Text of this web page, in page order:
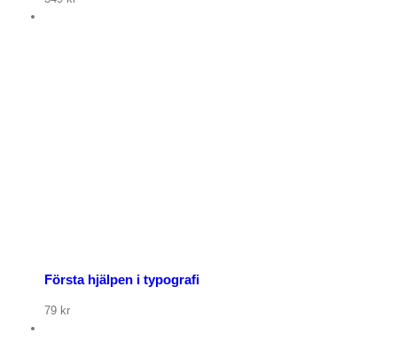
Första hjälpen i typografi
79 kr